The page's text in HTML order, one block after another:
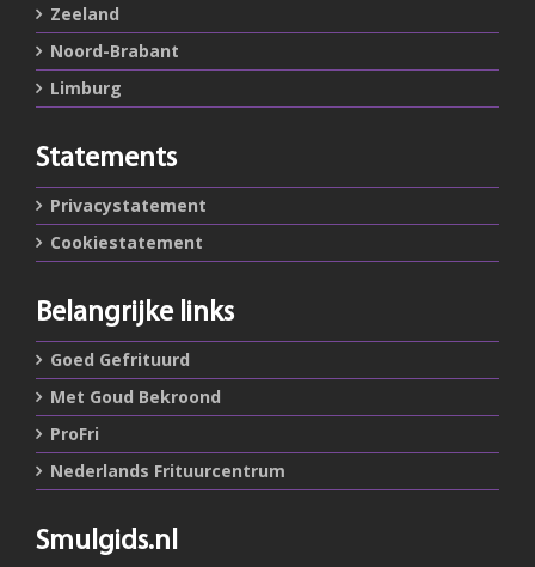
Zeeland
Noord-Brabant
Limburg
Statements
Privacystatement
Cookiestatement
Belangrijke links
Goed Gefrituurd
Met Goud Bekroond
ProFri
Nederlands Frituurcentrum
Smulgids.nl